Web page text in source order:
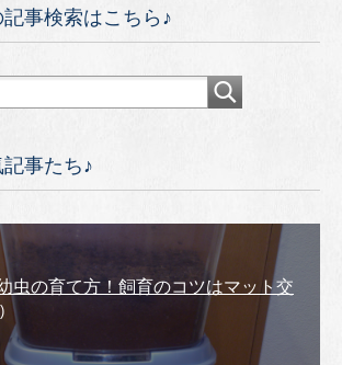
事検索はこちら♪
事たち♪
虫の育て方！飼育のコツはマット交